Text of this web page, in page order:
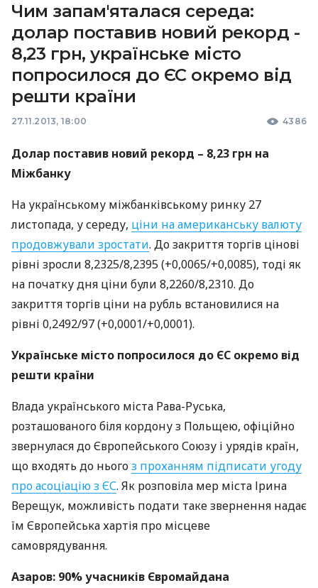
Чим запам'яталася середа:
долар поставив новий рекорд -
8,23 грн, українське місто
попросилося до ЄС окремо від
решти країни
27.11.2013, 18:00 4386
Долар поставив новий рекорд – 8,23 грн на
Міжбанку
На українському міжбанківському ринку 27
листопада, у середу, ціни на американську валюту
продовжували зростати. До закриття торгів цінові
рівні зросли 8,2325/8,2395 (+0,0065/+0,0085), тоді як
на початку дня ціни були 8,2260/8,2310. До
закриття торгів ціни на рубль встановилися на
рівні 0,2492/97 (+0,0001/+0,0001).
Українське місто попросилося до ЄС окремо від
решти країни
Влада українського міста Рава-Руська,
розташованого біля кордону з Польщею, офіційно
звернулася до Європейського Союзу і урядів країн,
що входять до ньогоз проханням підписати угоду
про асоціацію з ЄС. Як розповіла мер міста Ірина
Верещук, можливість подати таке звернення надає
їм Європейська хартія про місцеве
самоврядування.
Азаров: 90% учасників Євромайдана